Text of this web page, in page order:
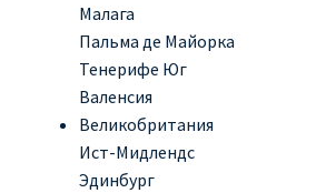
ПРАВИЛА РЕГИСТРАЦИИ
ПРИЛОЖЕНИЕ RYANAIR НА РУССКОМ
ПРОВОЗ БАГАЖА RYANAIR – ПРАВИЛА
Малага
Пальма де Майорка
Тенерифе Юг
Валенсия
Великобритания
Ист-Мидлендс
Эдинбург